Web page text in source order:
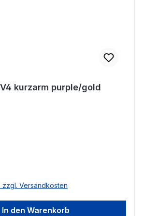
kurzarm purple/gold
zzgl. Versandkosten
In den Warenkorb